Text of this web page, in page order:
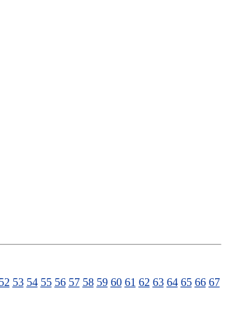
52 53 54 55 56 57 58 59 60 61 62 63 64 65 66 67